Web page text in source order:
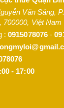
thẩm mỹ cao
Tế Của Sơn
2K Galant
nhà xưởng,
Văn Săng,
, 700000, Việt Nam
: 0915078076 -
- 17:00